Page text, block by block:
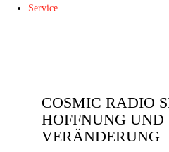
Service
COSMIC RADIO
HOFFNUNG UND
VERÄNDERUNG